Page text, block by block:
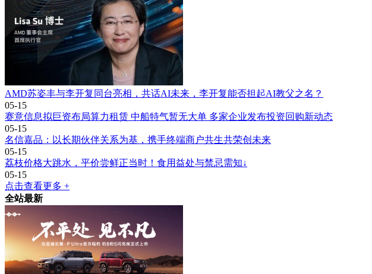
AMD苏姿丰与李开复同台亮相，共话AI未来，李开复能否担起AI教父之名？
05-15
赛意信息拟巨资布局算力租赁 中船特气暂无大单 多家企业发布投资回购新动态
05-15
名信嘉品：以长期伙伴关系为基，携手终端商户共生共荣创未来
05-15
荔枝价格大跳水，平价尝鲜正当时！食用益处与禁忌需知↓
05-15
点击查看更多 +
全站最新